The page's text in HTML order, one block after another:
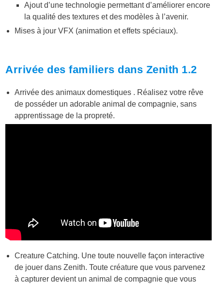
Ajout d’une technologie permettant d’améliorer encore
la qualité des textures et des modèles à l’avenir.
Mises à jour VFX (animation et effets spéciaux).
Arrivée des familiers dans Zenith 1.2
Arrivée des animaux domestiques . Réalisez votre rêve
de posséder un adorable animal de compagnie, sans
apprentissage de la propreté.
Creature Catching. Une toute nouvelle façon interactive
de jouer dans Zenith. Toute créature que vous parvenez
à capturer devient un animal de compagnie que vous